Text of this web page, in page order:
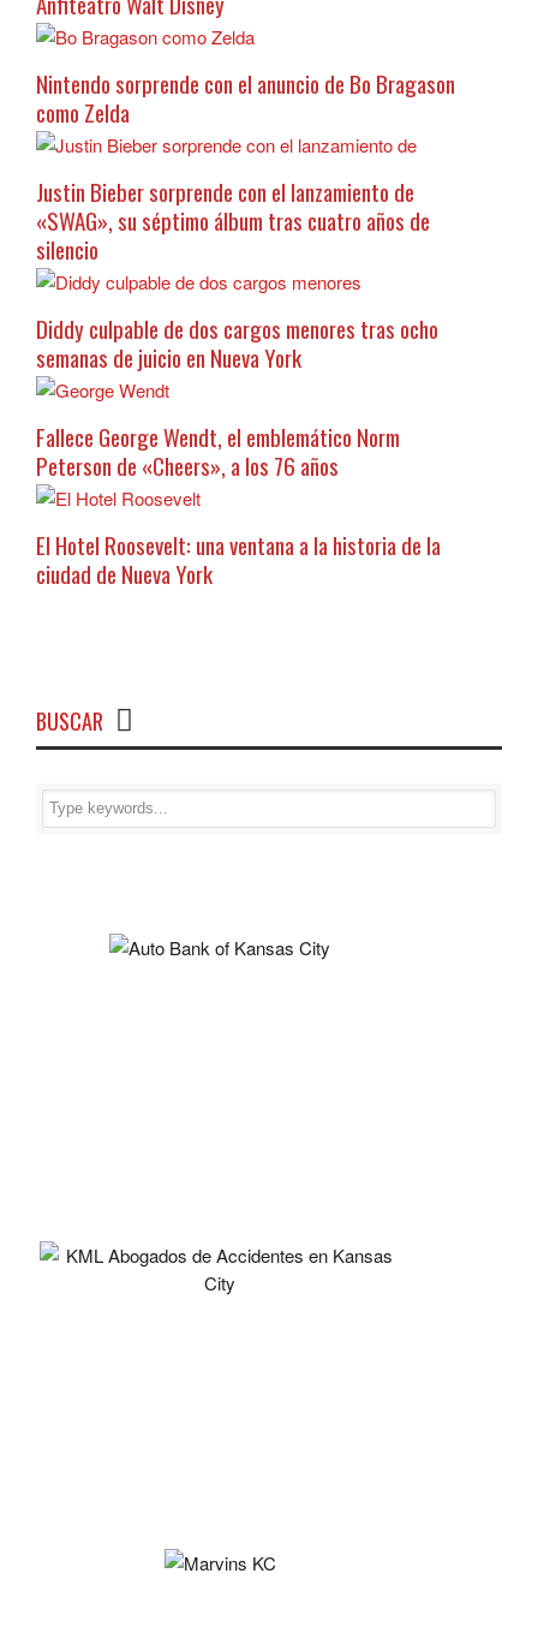
Nintendo sorprende con el anuncio de Bo Bragason
como Zelda
Justin Bieber sorprende con el lanzamiento de
«SWAG», su séptimo álbum tras cuatro años de
silencio
Diddy culpable de dos cargos menores tras ocho
semanas de juicio en Nueva York
Fallece George Wendt, el emblemático Norm
Peterson de «Cheers», a los 76 años
El Hotel Roosevelt: una ventana a la historia de la
ciudad de Nueva York
BUSCAR